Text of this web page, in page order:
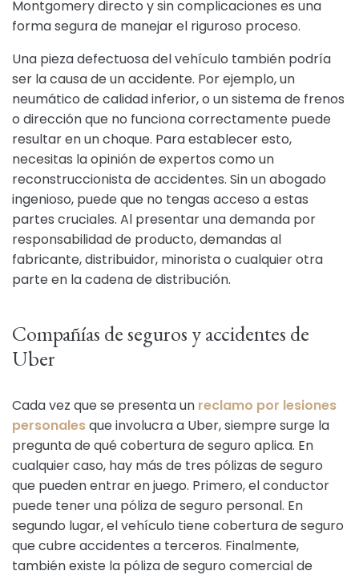
Montgomery directo y sin complicaciones es una
forma segura de manejar el riguroso proceso.
Una pieza defectuosa del vehículo también podría
ser la causa de un accidente. Por ejemplo, un
neumático de calidad inferior, o un sistema de frenos
o dirección que no funciona correctamente puede
resultar en un choque. Para establecer esto,
necesitas la opinión de expertos como un
reconstruccionista de accidentes. Sin un abogado
ingenioso, puede que no tengas acceso a estas
partes cruciales. Al presentar una demanda por
responsabilidad de producto, demandas al
fabricante, distribuidor, minorista o cualquier otra
parte en la cadena de distribución.
Compañías de seguros y accidentes de
Uber
Cada vez que se presenta un reclamo por lesiones
personalesque involucra a Uber, siempre surge la
pregunta de qué cobertura de seguro aplica. En
cualquier caso, hay más de tres pólizas de seguro
que pueden entrar en juego. Primero, el conductor
puede tener una póliza de seguro personal. En
segundo lugar, el vehículo tiene cobertura de seguro
que cubre accidentes a terceros. Finalmente,
también existe la póliza de seguro comercial de